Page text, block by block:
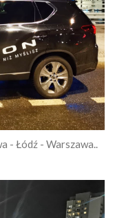
- Łódź - Warszawa..